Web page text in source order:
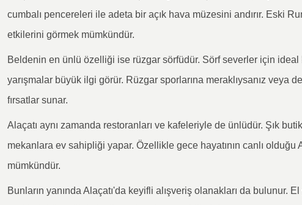
cumbalı pencereleri ile adeta bir açık hava müzesini andırır. Eski
etkilerini görmek mümkündür.
Beldenin en ünlü özelliği ise rüzgar sörfüdür. Sörf severler için
yarışmalar büyük ilgi görür. Rüzgar sporlarına meraklıysanız veya
fırsatlar sunar.
Alaçatı aynı zamanda restoranları ve kafeleriyle de ünlüdür. Şık
mekanlara ev sahipliği yapar. Özellikle gece hayatının canlı olduğu
mümkündür.
Bunların yanında Alaçatı'da keyifli alışveriş olanakları da bulunur.